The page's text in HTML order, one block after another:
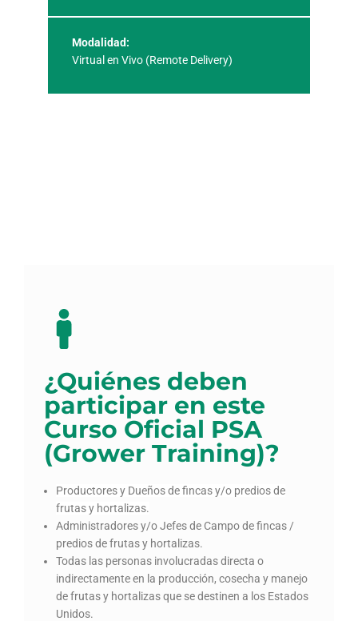
Modalidad:
Virtual en Vivo (Remote Delivery)
¿Quiénes deben
participar en este
Curso Oficial PSA
(Grower Training)?
Productores y Dueños de fincas y/o predios de
frutas y hortalizas.
Administradores y/o Jefes de Campo de fincas /
predios de frutas y hortalizas.
Todas las personas involucradas directa o
indirectamente en la producción, cosecha y manejo
de frutas y hortalizas que se destinen a los Estados
Unidos.